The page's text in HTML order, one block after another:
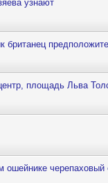
узнают
британец
площадь Льва
ошейнике черепаховый